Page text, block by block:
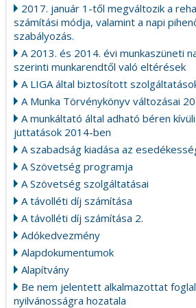
2017. január 1-től megváltozik a
számítási módja, valamint a napi
szabályozás.
A 2013. és 2014. évi munkaszüneti
szerinti munkarendtől való eltérések
A LIGA által biztosított
A Munka Törvénykönyv változásai
A munkáltató által adható béren
juttatások 2014-ben
A szabadság kiadása az
A Szövetség programja
A Szövetség szolgáltatásai
A távolléti díj számítása
A távolléti díj számítása 2.
Adókedvezmény
Alapdokumentumok
Alapítvány
Be nem jelentett alkalmazottat
nyilvánosságra hozatala